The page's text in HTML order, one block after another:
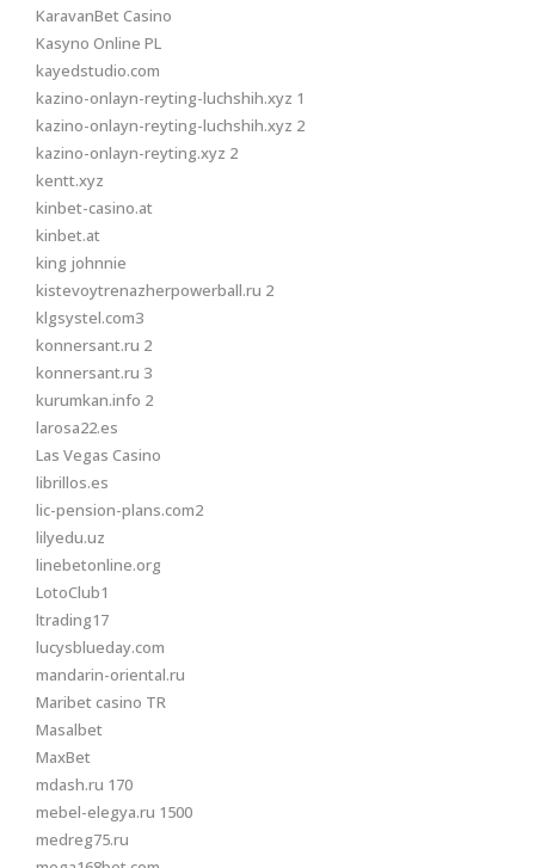
KaravanBet Casino
Kasyno Online PL
kayedstudio.com
kazino-onlayn-reyting-luchshih.xyz 1
kazino-onlayn-reyting-luchshih.xyz 2
kazino-onlayn-reyting.xyz 2
kentt.xyz
kinbet-casino.at
kinbet.at
king johnnie
kistevoytrenazherpowerball.ru 2
klgsystel.com3
konnersant.ru 2
konnersant.ru 3
kurumkan.info 2
larosa22.es
Las Vegas Casino
librillos.es
lic-pension-plans.com2
lilyedu.uz
linebetonline.org
LotoClub1
ltrading17
lucysblueday.com
mandarin-oriental.ru
Maribet casino TR
Masalbet
MaxBet
mdash.ru 170
mebel-elegya.ru 1500
medreg75.ru